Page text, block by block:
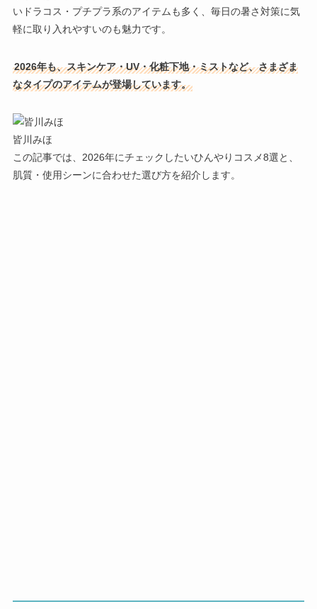
いドラコス・プチプラ系のアイテムも多く、毎日の暑さ対策に気
軽に取り入れやすいのも魅力です。
2026年も、スキンケア・UV・化粧下地・ミストなど、さまざま
なタイプのアイテムが登場しています。
皆川みほ
この記事では、2026年にチェックしたいひんやりコスメ8選と、
肌質・使用シーンに合わせた選び方を紹介します。